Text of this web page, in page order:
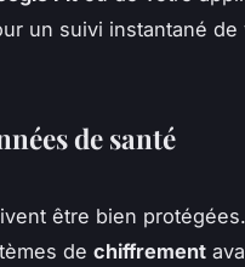
un suivi instantané de
de santé
être bien
de chiffrement